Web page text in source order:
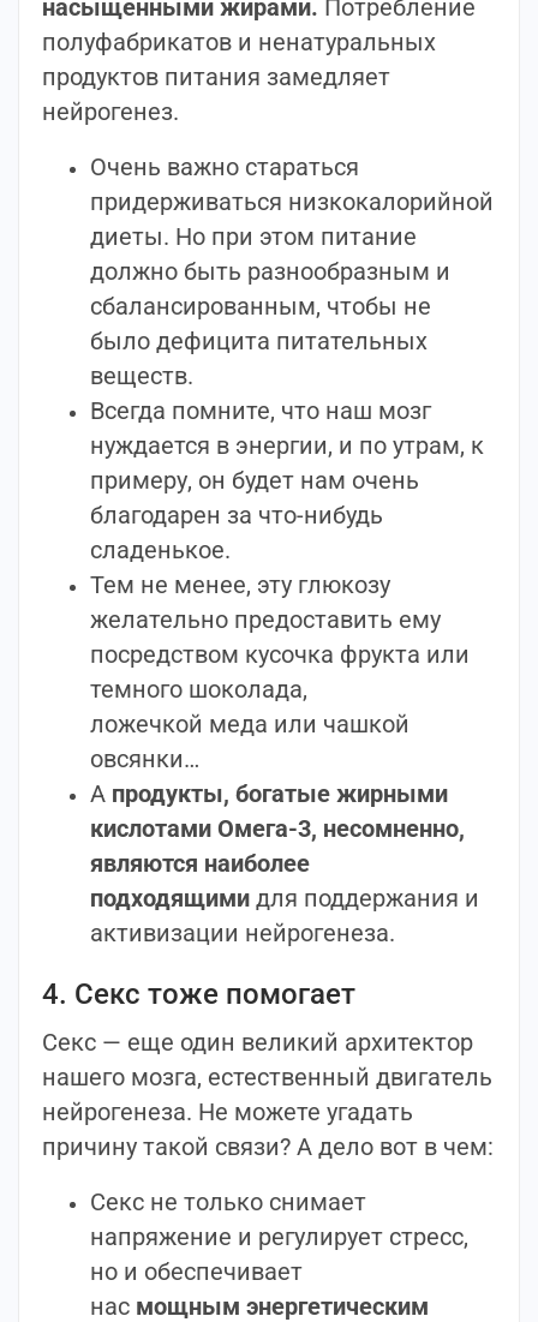
насыщенными жирами. Потребление
полуфабрикатов и ненатуральных
продуктов питания замедляет
нейрогенез.
Очень важно стараться
придерживаться низкокалорийной
диеты. Но при этом питание
должно быть разнообразным и
сбалансированным, чтобы не
было дефицита питательных
веществ.
Всегда помните, что наш мозг
нуждается в энергии, и по утрам, к
примеру, он будет нам очень
благодарен за что-нибудь
сладенькое.
Тем не менее, эту глюкозу
желательно предоставить ему
посредством кусочка фрукта или
темного шоколада,
ложечкой меда или чашкой
овсянки…
А продукты, богатые жирными
кислотами Омега-3, несомненно,
являются наиболее
подходящими для поддержания и
активизации нейрогенеза.
4. Секс тоже помогает
Секс — еще один великий архитектор
нашего мозга, естественный двигатель
нейрогенеза. Не можете угадать
причину такой связи? А дело вот в чем:
Секс не только снимает
напряжение и регулирует стресс,
но и обеспечивает
нас мощным энергетическим